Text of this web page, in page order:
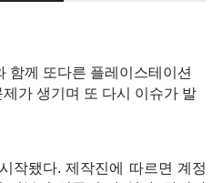
함께 또다른 플레이스테이션
가 생기며 또 다시 이슈가 발
작됐다. 제작진에 따르면 계정